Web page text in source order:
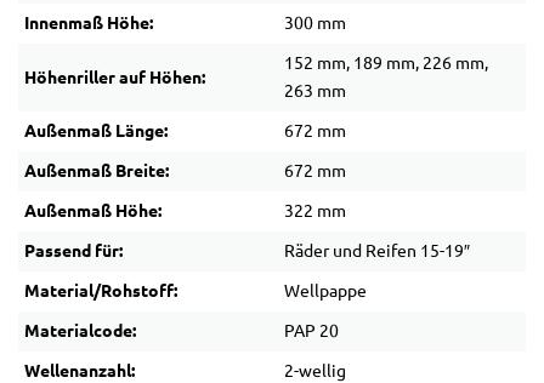
Innenmaß Höhe: 300 mm
Höhenriller auf Höhen:
152 mm, 189 mm, 226 mm,
263 mm
Außenmaß Länge: 672 mm
Außenmaß Breite: 672 mm
Außenmaß Höhe: 322 mm
Passend für: Räder und Reifen 15-19″
Material/Rohstoff: Wellpappe
Materialcode: PAP 20
Wellenanzahl: 2-wellig